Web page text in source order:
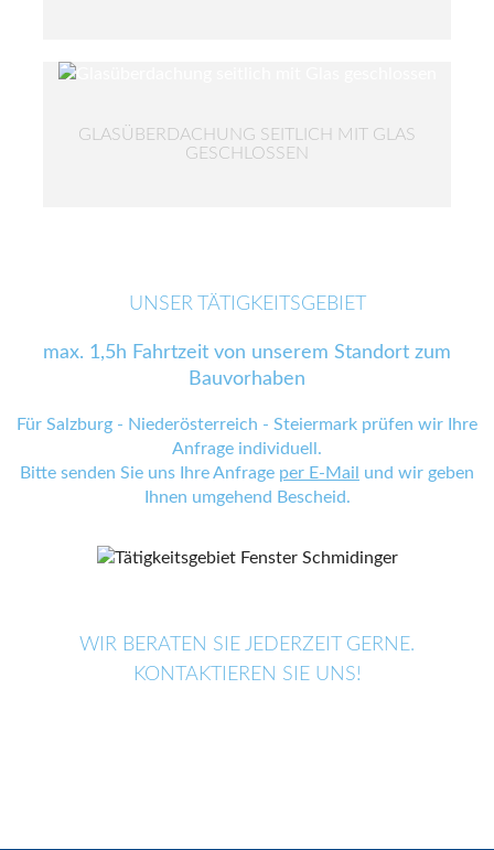
GLASÜBERDACHUNG SEITLICH MIT GLAS
GESCHLOSSEN
UNSER TÄTIGKEITSGEBIET
max. 1,5h Fahrtzeit von unserem Standort zum
Bauvorhaben
Für Salzburg - Niederösterreich - Steiermark prüfen wir Ihre
Anfrage individuell.
Bitte senden Sie uns Ihre Anfrage per E-Mail
und wir geben
Ihnen umgehend Bescheid.
WIR BERATEN SIE JEDERZEIT GERNE.
KONTAKTIEREN SIE UNS!